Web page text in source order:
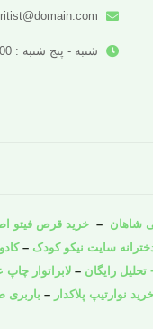
شنبه - پنج شنبه : 08:00 - 18:00
شاهان – خرید قرص فیتو
سایت نیکو کودک –
رایگان – لابراتوار
خرید نوارتیپ پلاکدار – باربری